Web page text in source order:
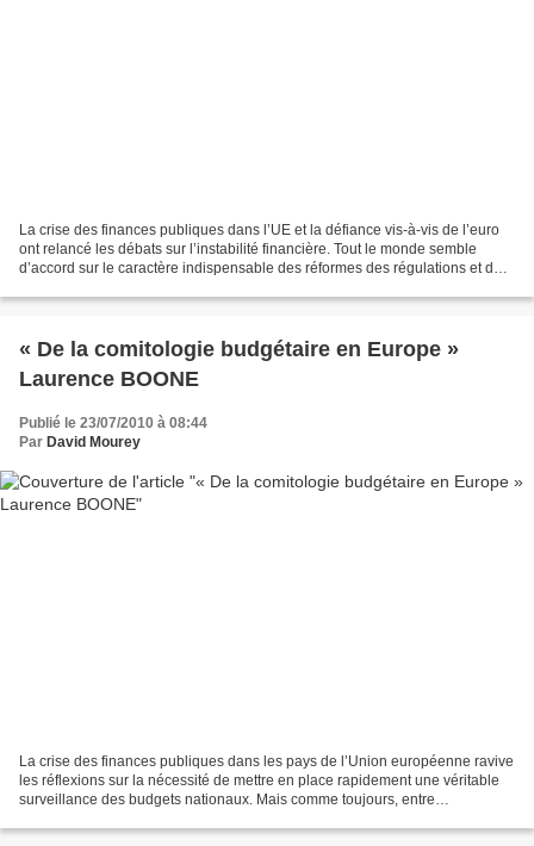
La crise des finances publiques dans l’UE et la défiance vis-à-vis de l’euro
ont relancé les débats sur l’instabilité financière. Tout le monde semble
d’accord sur le caractère indispensable des réformes des régulations et des
« De la comitologie budgétaire en Europe »
Laurence BOONE
Publié le 23/07/2010 à 08:44
Par David Mourey
La crise des finances publiques dans les pays de l’Union européenne ravive
les réflexions sur la nécessité de mettre en place rapidement une véritable
surveillance des budgets nationaux. Mais comme toujours, entre